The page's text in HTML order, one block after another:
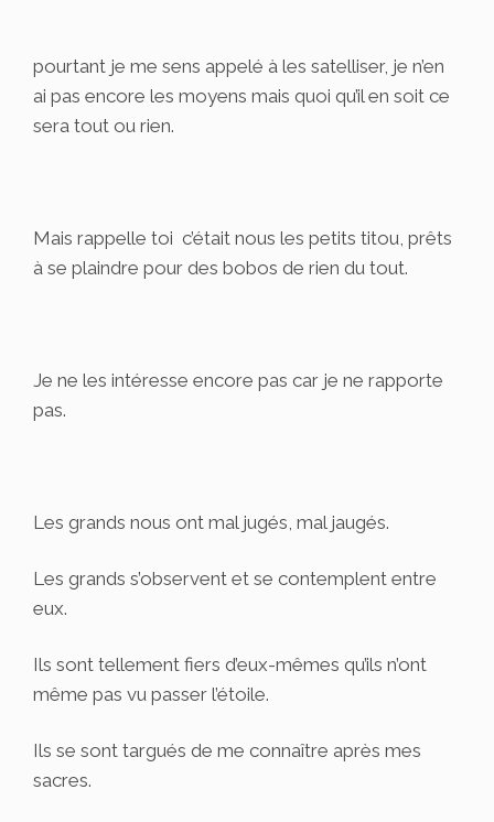
pourtant je me sens appelé à les satelliser, je n’en
ai pas encore les moyens mais quoi qu’il en soit ce
sera tout ou rien.
Mais rappelle toi c’était nous les petits titou, prêts
à se plaindre pour des bobos de rien du tout.
Je ne les intéresse encore pas car je ne rapporte
pas.
Les grands nous ont mal jugés, mal jaugés.
Les grands s’observent et se contemplent entre
eux.
Ils sont tellement fiers d’eux-mêmes qu’ils n’ont
même pas vu passer l’étoile.
Ils se sont targués de me connaître après mes
sacres.